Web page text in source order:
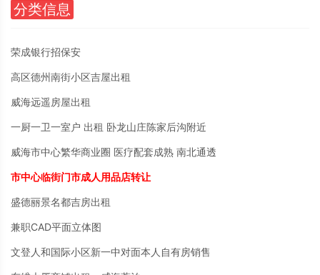
分类信息
荣成银行招保安
高区德州南街小区吉屋出租
威海远遥房屋出租
一厨一卫一室户 出租 卧龙山庄陈家后沟附近
威海市中心繁华商业圈 医疗配套成熟 南北通透
市中心临街门市成人用品店转让
盛德丽景名都吉房出租
兼职CAD平面立体图
文登人和国际小区新一中对面本人自有房销售